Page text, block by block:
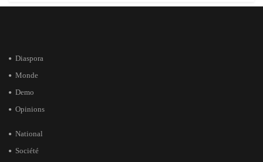
Diaspora
Monde
Demo
Opinions
National
Société